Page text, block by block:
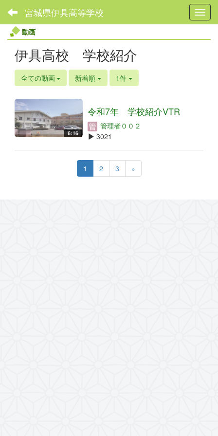
宮城県伊具高等学校
動画
伊具高校 学校紹介
全ての動画 新着順 1件
6:16
令和7年 学校紹介VTR
管理者００２
3021
1 2 3 »